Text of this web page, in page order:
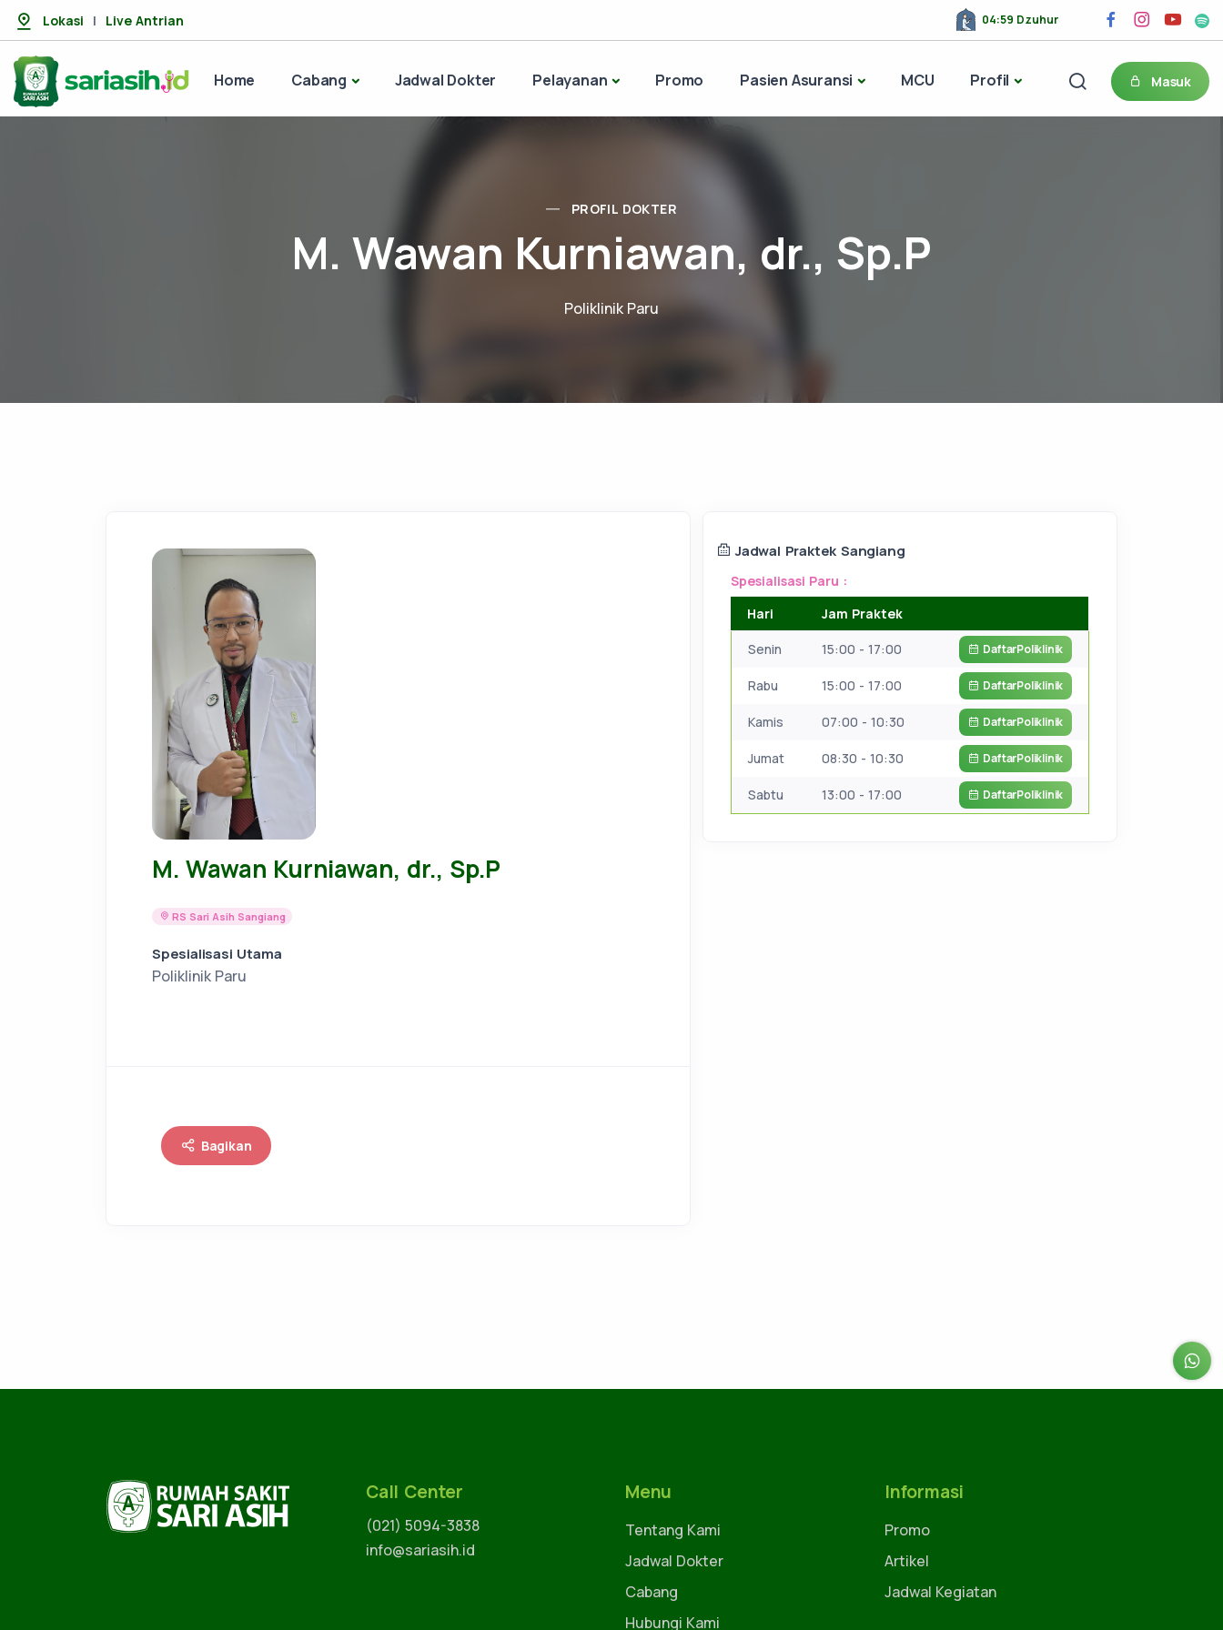
Lokasi | Live Antrian 04:59 Dzuhur
Home Cabang Jadwal Dokter Pelayanan Promo Pasien Asuransi MCU Profil Masuk
PROFIL DOKTER
M. Wawan Kurniawan, dr., Sp.P
Poliklinik Paru
Jadwal Praktek Sangiang
Spesialisasi Paru :
Hari
Jam Praktek
Senin 15:00 - 17:00 DaftarPoliklinik
Rabu 15:00 - 17:00 DaftarPoliklinik
Kamis 07:00 - 10:30 DaftarPoliklinik
Jumat 08:30 - 10:30 DaftarPoliklinik
Sabtu 13:00 - 17:00 DaftarPoliklinik
M. Wawan Kurniawan, dr., Sp.P
RS Sari Asih Sangiang
Spesialisasi Utama
Poliklinik Paru
Bagikan
Call Center
(021) 5094-3838
info@sariasih.id
Menu
Tentang Kami
Jadwal Dokter
Cabang
Hubungi Kami
Informasi
Promo
Artikel
Jadwal Kegiatan